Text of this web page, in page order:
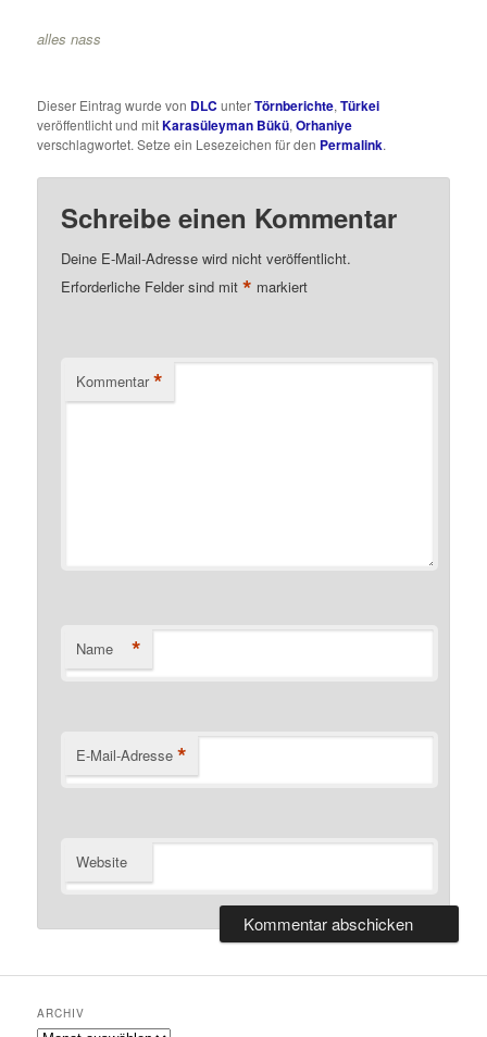
alles nass
Dieser Eintrag wurde von DLC unterTörnberichte,Türkei
veröffentlicht und mitKarasüleyman Bükü,Orhaniye
verschlagwortet. Setze ein Lesezeichen für den Permalink.
Schreibe einen Kommentar
Deine E-Mail-Adresse wird nicht veröffentlicht.
Erforderliche Felder sind mit* markiert
Kommentar *
Name *
E-Mail-Adresse *
Website
ARCHIV